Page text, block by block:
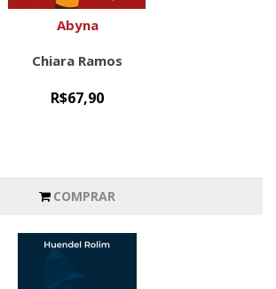
Abyna
Chiara Ramos
R$67,90
COMPRAR